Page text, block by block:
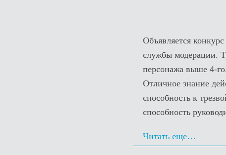
Объявляется
службы модерации.
персонажа выше 4-
Отличное знание
способность к
способность
Читать еще…